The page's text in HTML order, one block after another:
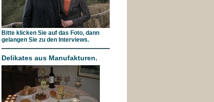
Bitte klicken Sie auf das Foto, dann
gelangen Sie zu den Interviews.
Delikates aus Manufakturen.